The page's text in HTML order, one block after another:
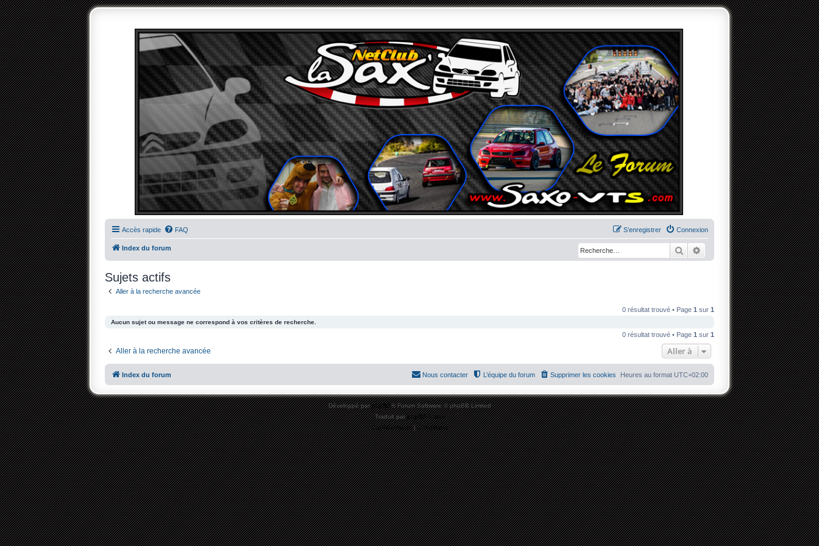
Accès rapide FAQ Connexion
S’enregistrer
Index du forum RechercherRecherche avancée
Sujets actifs
Aller à la recherche avancée
0 résultat trouvé • Page 1 sur 1
Aucun sujet ou message ne correspond à vos critères de recherche.
0 résultat trouvé • Page 1 sur 1
Aller à la recherche avancée Aller à
Index du forum Heures au format UTC+02:00
Supprimer les cookies
L’équipe du forum
Nous contacter
Développé parphpBB® Forum Software © phpBB Limited
Traduit parphpBB-fr.com
Confidentialité|Conditions